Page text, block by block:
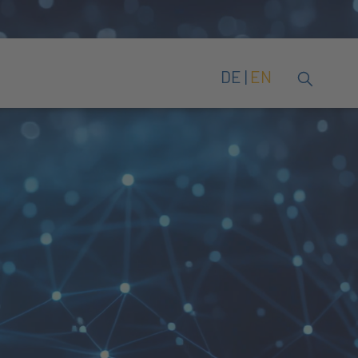
DE EN